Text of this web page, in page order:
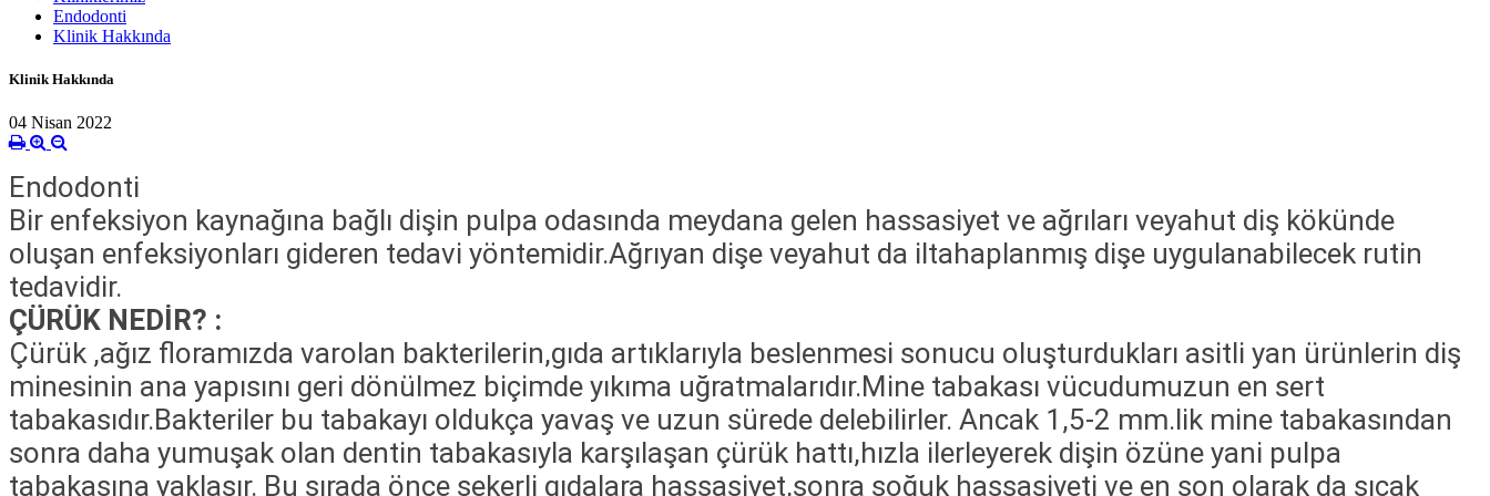
Endodonti
Klinik Hakkında
Klinik Hakkında
04 Nisan 2022
Endodonti
Bir enfeksiyon kaynağına bağlı dişin pulpa odasında meydana gelen hassasiyet ve ağrıları veyahut diş kökünde
oluşan enfeksiyonları gideren tedavi yöntemidir.Ağrıyan dişe veyahut da iltahaplanmış dişe uygulanabilecek rutin
tedavidir.
ÇÜRÜK NEDİR? :
Çürük ,ağız floramızda varolan bakterilerin,gıda artıklarıyla beslenmesi sonucu oluşturdukları asitli yan ürünlerin diş
minesinin ana yapısını geri dönülmez biçimde yıkıma uğratmalarıdır.Mine tabakası vücudumuzun en sert
tabakasıdır.Bakteriler bu tabakayı oldukça yavaş ve uzun sürede delebilirler. Ancak 1,5-2 mm.lik mine tabakasından
sonra daha yumuşak olan dentin tabakasıyla karşılaşan çürük hattı,hızla ilerleyerek dişin özüne yani pulpa
tabakasına yaklaşır. Bu sırada önce şekerli gıdalara hassasiyet,sonra soğuk hassasiyeti ve en son olarak da sıcak